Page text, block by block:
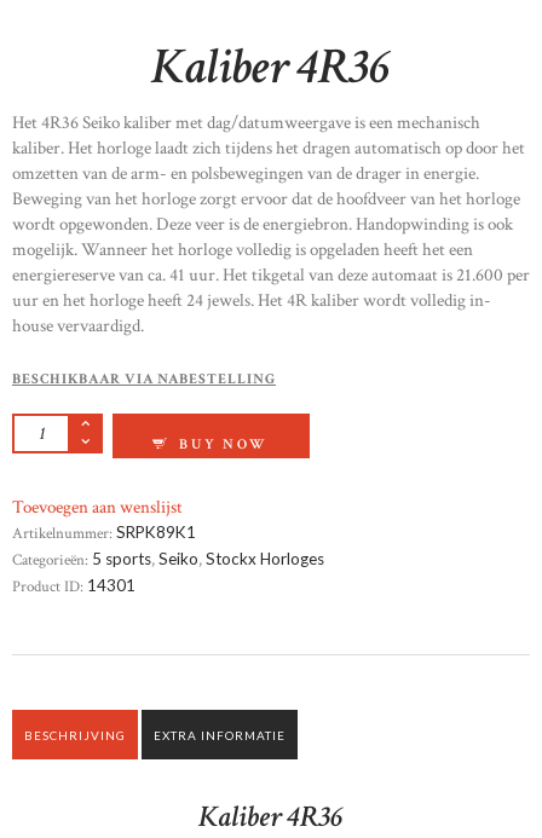
Kaliber 4R36
Het 4R36 Seiko kaliber met dag/datumweergave is een mechanisch
kaliber. Het horloge laadt zich tijdens het dragen automatisch op door het
omzetten van de arm- en polsbewegingen van de drager in energie.
Beweging van het horloge zorgt ervoor dat de hoofdveer van het horloge
wordt opgewonden. Deze veer is de energiebron. Handopwinding is ook
mogelijk. Wanneer het horloge volledig is opgeladen heeft het een
energiereserve van ca. 41 uur. Het tikgetal van deze automaat is 21.600 per
uur en het horloge heeft 24 jewels. Het 4R kaliber wordt volledig in-
house vervaardigd.
BESCHIKBAAR VIA NABESTELLING
SEIKO 5 SPORTS AANTAL
BUY NOW
Toevoegen aan wenslijst
Artikelnummer: SRPK89K1
Categorieën: 5 sports,Seiko,Stockx Horloges
Product ID: 14301
BESCHRIJVING EXTRA INFORMATIE
Kaliber 4R36